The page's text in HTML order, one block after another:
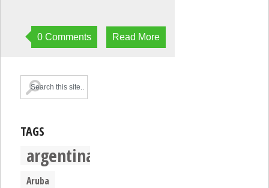
0 Comments Read More
TAGS
argentina
Aruba